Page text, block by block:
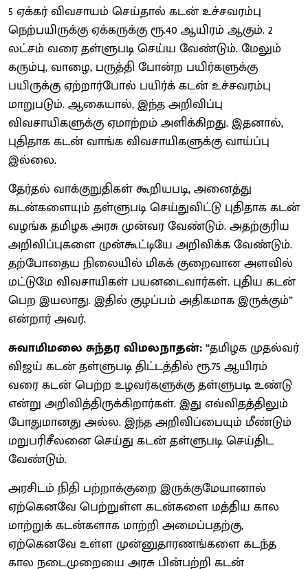
5 ஏக்கர் விவசாயம் செய்தால் கடன் உச்சவரம்பு
நெற்பயிருக்கு ஏக்கருக்கு ரூ.40 ஆயிரம் ஆகும். 2
லட்சம் வரை தள்ளுபடி செய்ய வேண்டும். மேலும்
கரும்பு, வாழை, பருத்தி போன்ற பயிர்களுக்கு
பயிருக்கு ஏற்றார்போல் பயிர்க் கடன் உச்சவரம்பு
மாறுபடும். ஆகையால், இந்த அறிவிப்பு
விவசாயிகளுக்கு ஏமாற்றம் அளிக்கிறது. இதனால்,
புதிதாக கடன் வாங்க விவசாயிகளுக்கு வாய்ப்பு
இல்லை.
தேர்தல் வாக்குறுதிகள் கூறியபடி, அனைத்து
கடன்களையும் தள்ளுபடி செய்துவிட்டு புதிதாக கடன்
வழங்க தமிழக அரசு முன்வர வேண்டும். அதற்குரிய
அறிவிப்புகளை முன்கூட்டியே அறிவிக்க வேண்டும்.
தற்போதைய நிலையில் மிகக் குறைவான அளவில்
மட்டுமே விவசாயிகள் பயனடைவார்கள். புதிய கடன்
பெற இயலாது. இதில் குழப்பம் அதிகமாக இருக்கும்”
என்றார் அவர்.
சுவாமிமலை சுந்தர விமலநாதன்:“தமிழக முதல்வர்
விஜய் கடன் தள்ளுபடி திட்டத்தில் ரூ.75 ஆயிரம்
வரை கடன் பெற்ற உழவர்களுக்கு தள்ளுபடி உண்டு
என்று அறிவித்திருக்கிறார்கள். இது எவ்விதத்திலும்
போதுமானது அல்ல. இந்த அறிவிப்பையும் மீண்டும்
மறுபரிசீலனை செய்து கடன் தள்ளுபடி செய்திட
வேண்டும்.
அரசிடம் நிதி பற்றாக்குறை இருக்குமேயானால்
ஏற்கெனவே பெற்றுள்ள கடன்களை மத்திய கால
மாற்றுக் கடன்களாக மாற்றி அமைப்பதற்கு,
ஏற்கெனவே உள்ள முன்னுதாரணங்களை கடந்த
கால நடைமுறையை அரசு பின்பற்றி கடன்